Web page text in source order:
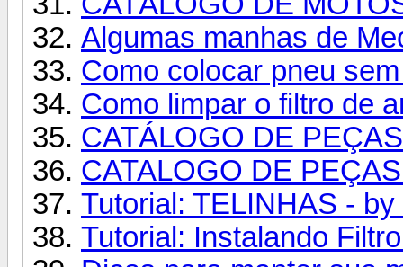
Algumas manhas de
Como colocar pneu
Como limpar o filtro de
CATÁLOGO DE
CATALOGO DE
Tutorial: TELINHAS -
Tutorial: Instalando